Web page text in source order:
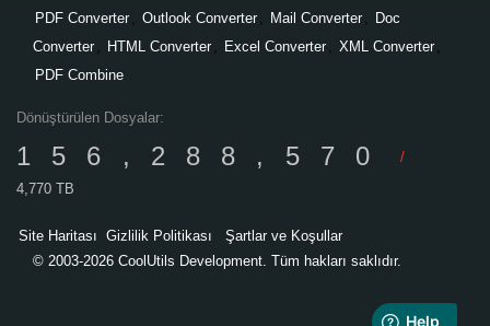
PDF Converter , Outlook Converter , Mail Converter ,
Doc
Converter , HTML Converter , Excel Converter , XML Converter ,
PDF Combine
Dönüştürülen Dosyalar:
156,288,570
/
4,770 TB
Site Haritası Gizlilik Politikası
Şartlar ve Koşullar
© 2003-2026 CoolUtils Development. Tüm hakları saklıdır.